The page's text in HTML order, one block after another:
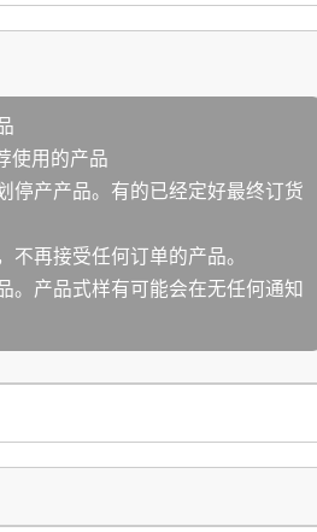
使用的产品
停产产品。有的已经定好最终订货
不再接受任何订单的产品。
。产品式样有可能会在无任何通知